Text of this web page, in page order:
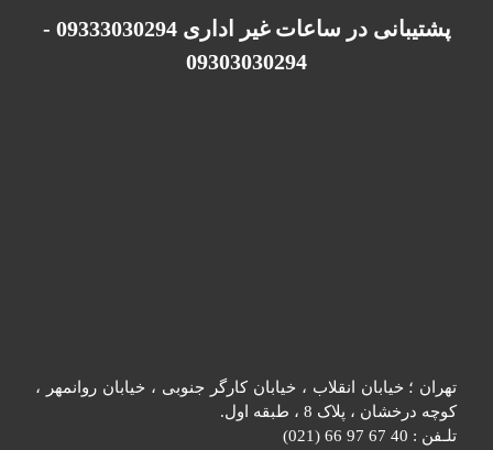
پشتیبانی در ساعات غیر اداری 09333030294 -
09303030294
تهران ؛ خیابان انقلاب ، خیابان کارگر جنوبی ، خیابان روانمهر ،
کوچه درخشان ، پلاک 8 ، طبقه اول.
تلـفن : 40 67 97 66 (021)